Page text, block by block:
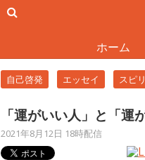
ホーム
自己啓発 エッセイ スピ
「運がいい人」と「
2021年8月12日 18時配信